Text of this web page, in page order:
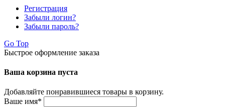
Регистрация
Забыли логин?
Забыли пароль?
Go Top
Быстрое оформление заказа
Ваша корзина пуста
Добавляйте понравившиеся товары в корзину.
Ваше имя*